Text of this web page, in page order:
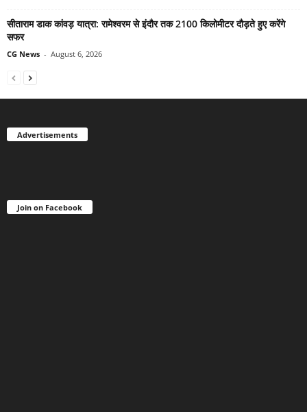
सीताराम डाक कांवड़ यात्रा: रामेश्वरम से इंदौर तक 2100 किलोमीटर दौड़ते हुए करेंगे
सफर
CG News - August 6, 2026
Advertisements
Join on Facebook